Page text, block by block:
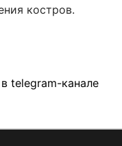
костров.
telegram-канале